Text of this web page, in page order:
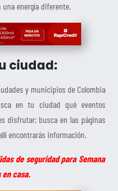
energía diferente.
ciudad:
y municipios de Colombia
en tu ciudad qué eventos
disfrutar; busca en las páginas
encontrarás información.
de seguridad para Semana
en casa.